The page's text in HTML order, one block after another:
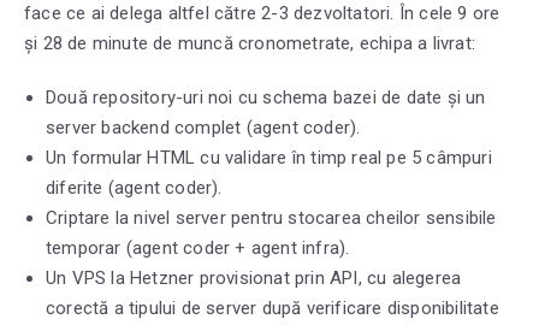
face ce ai delega altfel către 2-3 dezvoltatori. În cele 9 ore
și 28 de minute de muncă cronometrate, echipa a livrat:
Două repository-uri noi cu schema bazei de date și un
server backend complet (agent coder).
Un formular HTML cu validare în timp real pe 5 câmpuri
diferite (agent coder).
Criptare la nivel server pentru stocarea cheilor sensibile
temporar (agent coder + agent infra).
Un VPS la Hetzner provisionat prin API, cu alegerea
corectă a tipului de server după verificare disponibilitate